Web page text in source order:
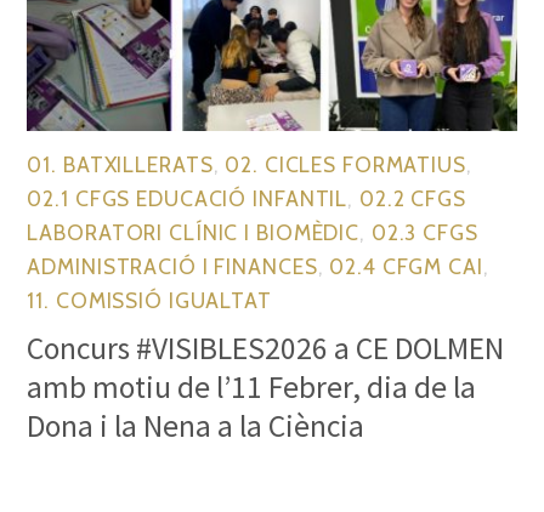
01. BATXILLERATS, 02. CICLES FORMATIUS,
02.1 CFGS EDUCACIÓ INFANTIL, 02.2 CFGS
LABORATORI CLÍNIC I BIOMÈDIC, 02.3 CFGS
ADMINISTRACIÓ I FINANCES, 02.4 CFGM CAI,
11. COMISSIÓ IGUALTAT
Concurs #VISIBLES2026 a CE DOLMEN
amb motiu de l’11 Febrer, dia de la
Dona i la Nena a la Ciència